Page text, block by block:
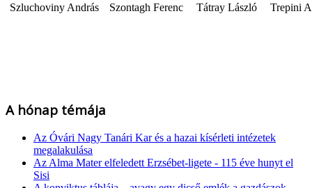
Szluchoviny András
Szontagh Ferenc Tátray László Trepini
A hónap témája
Az Óvári Nagy Tanári Kar és a hazai kísérleti intézetek
megalakulása
Az Alma Mater elfeledett Erzsébet-ligete - 115 éve hunyt el
Sisi